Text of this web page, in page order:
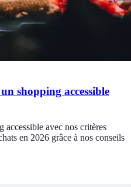
shopping accessible
accessible avec nos critères
en 2026 grâce à nos conseils